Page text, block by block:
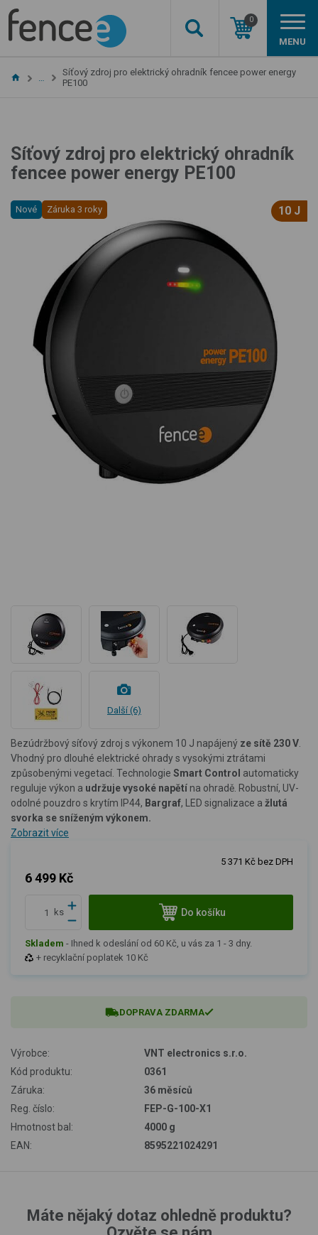
0
MENU
…
Síťový zdroj pro elektrický ohradník fencee power energy
PE100
Síťový zdroj pro elektrický ohradník
fencee power energy PE100
Nové Záruka 3 roky 10 J
Další (6)
Bezúdržbový síťový zdroj s výkonem 10 J napájený ze sítě 230 V
Vhodný pro dlouhé elektrické ohrady s vysokými ztrátami
způsobenými vegetací. Technologie Smart Control automaticky
reguluje výkon a udržuje vysoké napětí na ohradě. Robustní, UV-
odolné pouzdro s krytím IP44, Bargraf, LED signalizace a žlutá
svorka se sníženým výkonem.
Zobrazit více
6 499 Kč
5 371 Kč bez DPH
ks Do košíku
+ recyklační poplatek 10 Kč
Skladem - Ihned k odeslání od 60 Kč, u vás za 1 - 3 dny.
DOPRAVA ZDARMA
Výrobce:
VNT electronics s.r.o.
Kód produktu:
0361
Záruka:
36 měsíců
Reg. číslo:
FEP-G-100-X1
Hmotnost bal:
4000 g
EAN:
8595221024291
Máte nějaký dotaz ohledně produktu?